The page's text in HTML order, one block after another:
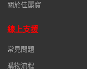
關於佳麗寶
線上支援
常見問題
購物流程